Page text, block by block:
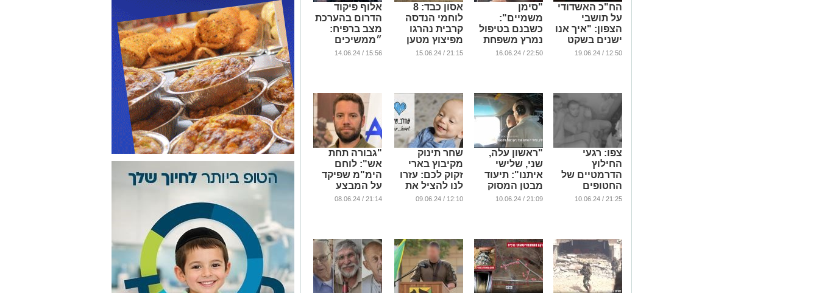
הח"כ האשדודי
על תושבי
הצפון: "איך אנו
ישנים בשקט
כשלהם אין לאן
12:50 / 19.06.24
"סימן
משמיים":
כשבנם בטיפול
נמרץ משפחת
רוזנשטיין
22:50 / 16.06.24
אסון כבד: 8
לוחמי הנדסה
קרבית נהרגו
מפיצוץ מטען
ברפיח
21:15 / 15.06.24
אלוף פיקוד
הדרום בהערכת
מצב ברפיח:
״ממשיכים
קדימה״ (וידאו)
15:56 / 14.06.24
צפו: רגעי
החילוץ
הדרמטיים של
החטופים
ממצלמות
...
21:25 / 10.06.24
"ראשון עלה,
שני, שלישי
איתנו": תיעוד
מבטן המסוק
עם החטופים
21:09 / 10.06.24
שחר תינוק
מקיבוץ בארי
זקוק לכם: עזרו
לנו להציל את
חייו בניתוח
12:10 / 09.06.24
"גבורה תחת
אש": לוחם
הימ"מ שפיקד
על המבצע
הנועז ונפל
21:14 / 08.06.24